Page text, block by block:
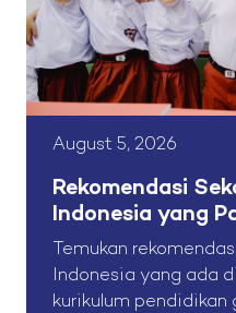
August 5, 2026
Rekomendasi
Indonesia yang
Temukan
Indonesia yang ada
kurikulum pendidikan